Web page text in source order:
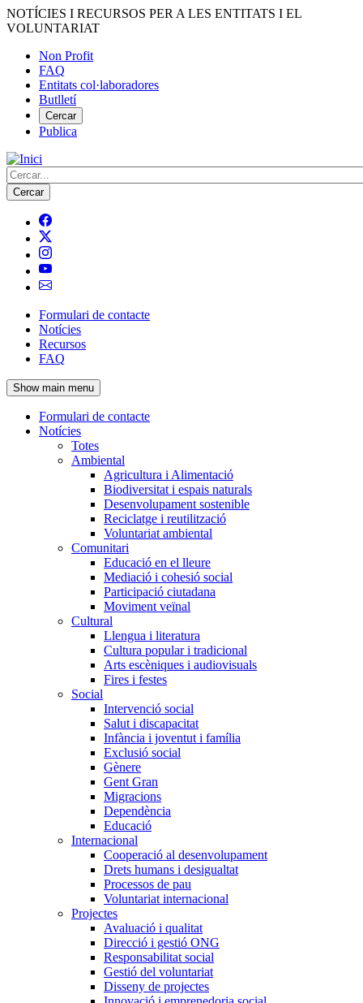
Vés
al
NOTÍCIES I RECURSOS PER A LES ENTITATS I EL
VOLUNTARIAT
Menú
del
compte
d'usuari
Non Profit
FAQ
Entitats col·laboradores
Butlletí
Cercar
Publica
Cerca
Navegació
principal
de
l'encapçalament
Formulari de contacte
Notícies
Recursos
FAQ
Show main menu
Navegació
principal
Formulari de contacte
Notícies
Totes
Ambiental
Agricultura i Alimentació
Biodiversitat i espais naturals
Desenvolupament sostenible
Reciclatge i reutilització
Voluntariat ambiental
Comunitari
Educació en el lleure
Mediació i cohesió social
Participació ciutadana
Moviment veïnal
Cultural
Llengua i literatura
Cultura popular i tradicional
Arts escèniques i audiovisuals
Fires i festes
Social
Intervenció social
Salut i discapacitat
Infància i joventut i família
Exclusió social
Gènere
Gent Gran
Migracions
Dependència
Educació
Internacional
Cooperació al desenvolupament
Drets humans i desigualtat
Processos de pau
Voluntariat internacional
Projectes
Avaluació i qualitat
Direcció i gestió ONG
Responsabilitat social
Gestió del voluntariat
Disseny de projectes